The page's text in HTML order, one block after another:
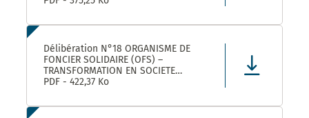
CULTURE OCCITANIE POUR L’ANNEE
CONVENTION DE PARTENARIAT SIGNEE
POUR LA
Délibération N°18 ORGANISME DE
FONCIER SOLIDAIRE (OFS) –
TRANSFORMATION EN SOCIETE
COOPERATIVE D’INTERET COLLECTIF
CAPITAL – APPROBATION –
PDF - 422,37 Ko